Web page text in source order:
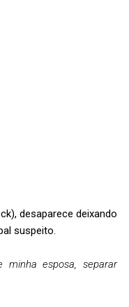
desaparece deixando
suspeito.
esposa, separar